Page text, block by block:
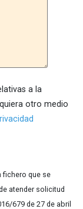
a la
otro medio
fichero que se
atender solicitud
679 de 27 de abril